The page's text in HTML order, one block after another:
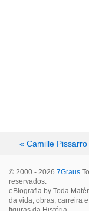
« Camille Pissarro
© 2000 - 2026 7Graus
reservados.
eBiografia by Toda
da vida, obras, carreira